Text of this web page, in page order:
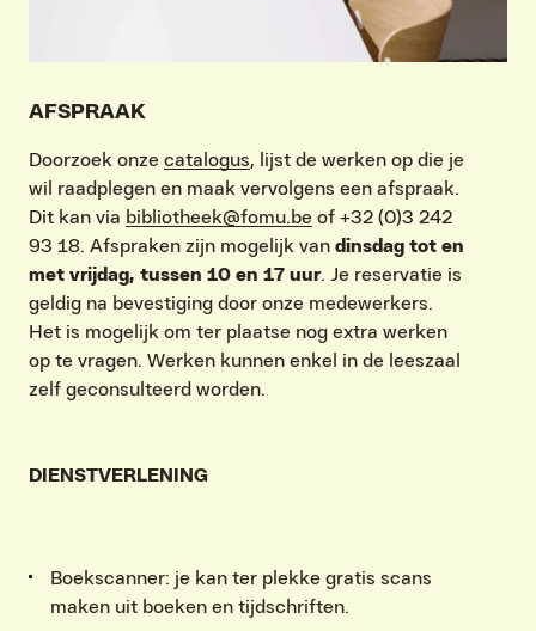
AFSPRAAK
Doorzoek onze catalogus, lijst de werken op die je
wil raadplegen en maak vervolgens een afspraak.
Dit kan via bibliotheek@fomu.be of +32 (0)3 242
93 18. Afspraken zijn mogelijk van dinsdag tot en
met vrijdag, tussen 10 en 17 uur. Je reservatie is
geldig na bevestiging door onze medewerkers.
Het is mogelijk om ter plaatse nog extra werken
op te vragen. Werken kunnen enkel in de leeszaal
zelf geconsulteerd worden.
DIENSTVERLENING
Boekscanner: je kan ter plekke gratis scans
maken uit boeken en tijdschriften.
VIND EXPO’S, ACTIVITEITEN & INFORMATIE